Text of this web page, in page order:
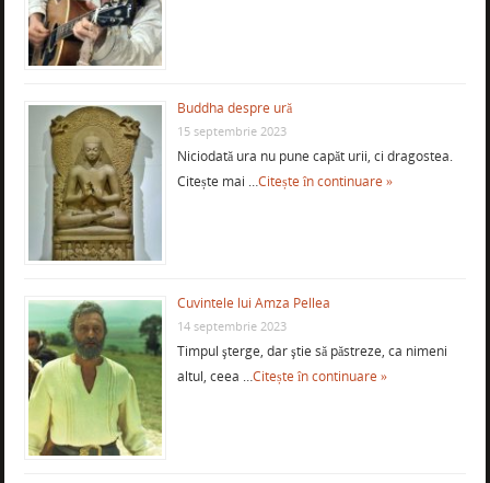
Buddha despre ură
15 septembrie 2023
Niciodată ura nu pune capăt urii, ci dragostea.
Citește mai …Citește în continuare »
Cuvintele lui Amza Pellea
14 septembrie 2023
Timpul şterge, dar ştie să păstreze, ca nimeni
altul, ceea …Citește în continuare »